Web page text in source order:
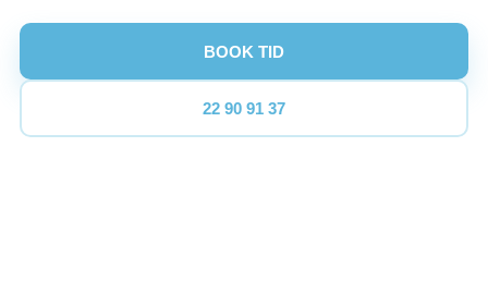
BOOK TID
22 90 91 37